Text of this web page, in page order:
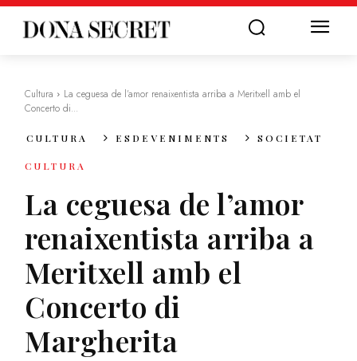
Cultura
La ceguesa de l’amor renaixentista arriba a Meritxell amb el
Concerto di...
CULTURA ESDEVENIMENTS SOCIETAT
CULTURA
La ceguesa de l’amor
renaixentista arriba a
Meritxell amb el
Concerto di
Margherita